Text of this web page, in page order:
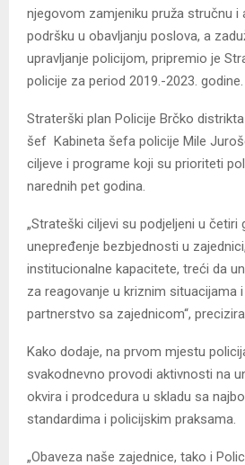
njegovom zamjeniku pruža stručnu i
podršku u obavljanju poslova, a
upravljanje policijom, pripremio je
policije za period 2019.-2023. godine.
Straterški plan Policije Brčko
šef Kabineta šefa policije Mile
ciljeve i programe koji su prioriteti
narednih pet godina.
„Strateški ciljevi su podjeljeni u četiri
unepređenje bezbjednosti u
institucionalne kapacitete, treći da
za reagovanje u kriznim situacijama
partnerstvo sa zajednicom“,
Kako dodaje, na prvom mjestu
svakodnevno provodi aktivnosti na
okvira i prodcedura u skladu sa
standardima i policijskim praksama.
„Obaveza naše zajednice, tako i